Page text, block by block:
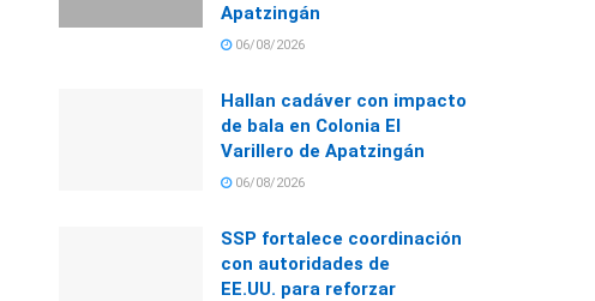
Apatzingán
06/08/2026
Hallan cadáver con impacto
de bala en Colonia El
Varillero de Apatzingán
06/08/2026
SSP fortalece coordinación
con autoridades de
EE.UU. para reforzar